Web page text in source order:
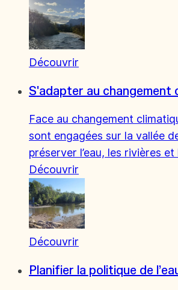
Découvrir
S'adapter au changement
Face au changement
sont engagées sur la vallée
préserver l’eau, les rivières et
Découvrir
Découvrir
Planifier la politique de